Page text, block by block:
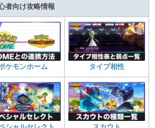
者向け攻略情報
ケモンホーム タイプ相性